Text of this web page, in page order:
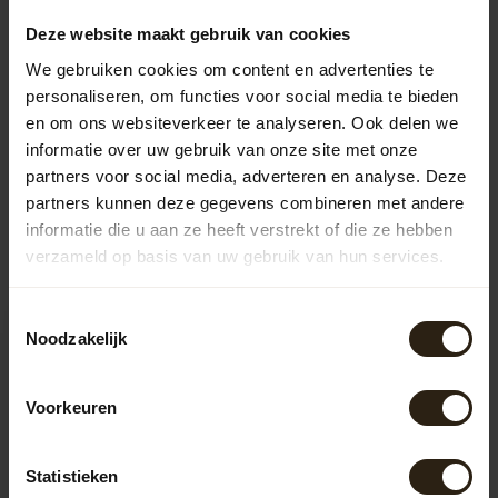
Deze website maakt gebruik van cookies
We gebruiken cookies om content en advertenties te
personaliseren, om functies voor social media te bieden
en om ons websiteverkeer te analyseren. Ook delen we
informatie over uw gebruik van onze site met onze
partners voor social media, adverteren en analyse. Deze
partners kunnen deze gegevens combineren met andere
informatie die u aan ze heeft verstrekt of die ze hebben
verzameld op basis van uw gebruik van hun services.
Noodzakelijk
Voorkeuren
Statistieken
Vragen over dit product?
Neem gerust contact op met onze klantenservice op
info@barrelatelier.nl
of 038 - 3760185 . We helpen je graag!
Recent bekeken